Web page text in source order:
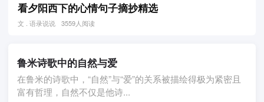
看夕阳西下的心情句子摘抄精选
文 . 语录说说 3559人阅读
鲁米诗歌中的自然与爱
在鲁米的诗歌中，“自然”与“爱”的关系被描绘得极为紧密且
富有哲理，自然不仅是他诗...